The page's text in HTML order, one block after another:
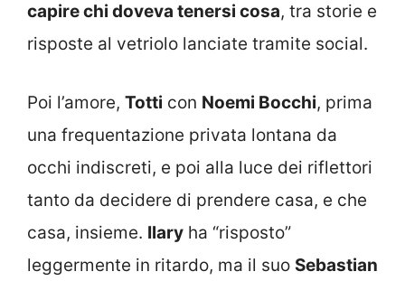
capire chi doveva tenersi cosa, tra storie e
risposte al vetriolo lanciate tramite social.
Poi l’amore, Totti con Noemi Bocchi, prima
una frequentazione privata lontana da
occhi indiscreti, e poi alla luce dei riflettori
tanto da decidere di prendere casa, e che
casa, insieme. Ilary ha “risposto”
leggermente in ritardo, ma il suo Sebastian